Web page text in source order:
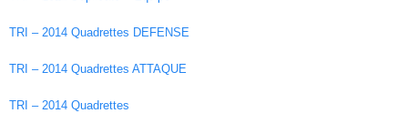
TRI – 2014 Quadrettes DEFENSE
TRI – 2014 Quadrettes ATTAQUE
TRI – 2014 Quadrettes